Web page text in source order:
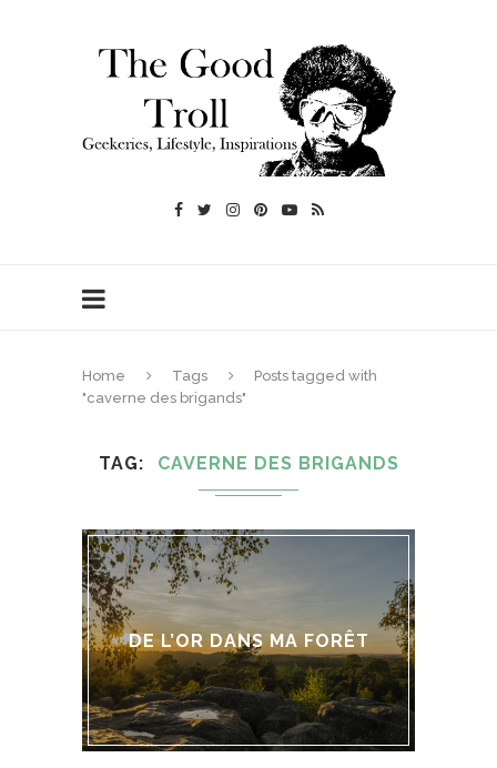
Home Tags
Posts tagged with
"caverne des brigands"
TAG CAVERNE DES BRIGANDS
DE L’OR DANS MA FORÊT